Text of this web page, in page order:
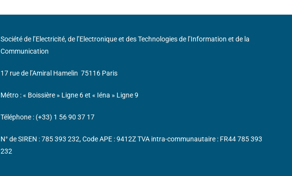
Société de l’Electricité, de l’Electronique et des Technologies de l’Information et de la
Communication
17 rue de l’Amiral Hamelin 75116 Paris
Métro : « Boissière » Ligne 6 et « Iéna » Ligne 9
Téléphone : (+33) 1 56 90 37 17
N° de SIREN : 785 393 232, Code APE : 9412Z TVA intra-communautaire : FR44 785 393
232